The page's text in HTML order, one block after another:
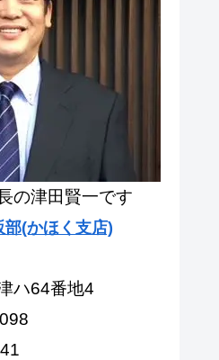
津田賢一です
部(かほく支店)
ハ64番地4